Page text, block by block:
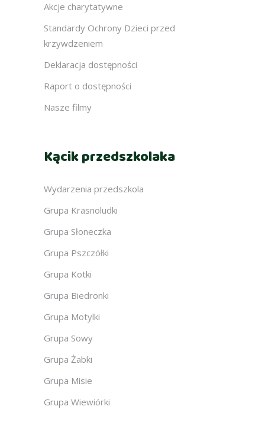
Akcje charytatywne
Standardy Ochrony Dzieci przed
krzywdzeniem
Deklaracja dostępności
Raport o dostępności
Nasze filmy
Kącik przedszkolaka
Wydarzenia przedszkola
Grupa Krasnoludki
Grupa Słoneczka
Grupa Pszczółki
Grupa Kotki
Grupa Biedronki
Grupa Motylki
Grupa Sowy
Grupa Żabki
Grupa Misie
Grupa Wiewiórki